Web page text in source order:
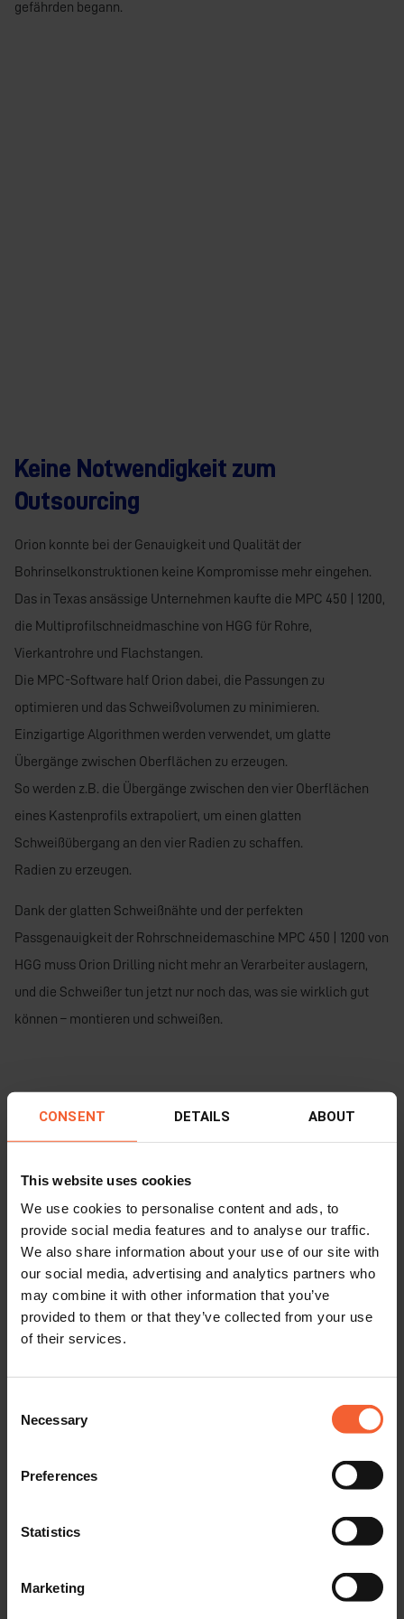
CONSENT DETAILS ABOUT
This website uses cookies
We use cookies to personalise content and ads, to
provide social media features and to analyse our traffic.
We also share information about your use of our site with
our social media, advertising and analytics partners who
may combine it with other information that you’ve
provided to them or that they’ve collected from your use
of their services.
Selection
Necessary
Preferences
Statistics
Marketing
gefährden begann.
Keine Notwendigkeit zum
Outsourcing
Orion konnte bei der Genauigkeit und Qualität der
Bohrinselkonstruktionen keine Kompromisse mehr eingehen.
Das in Texas ansässige Unternehmen kaufte die MPC 450 | 1200,
die Multiprofilschneidmaschine von HGG für Rohre,
Vierkantrohre und Flachstangen.
Die MPC-Software half Orion dabei, die Passungen zu
optimieren und das Schweißvolumen zu minimieren.
Einzigartige Algorithmen werden verwendet, um glatte
Übergänge zwischen Oberflächen zu erzeugen.
So werden z.B. die Übergänge zwischen den vier Oberflächen
eines Kastenprofils extrapoliert, um einen glatten
Schweißübergang an den vier Radien zu schaffen.
Radien zu erzeugen.
Dank der glatten Schweißnähte und der perfekten
Passgenauigkeit der Rohrschneidemaschine MPC 450 | 1200 von
HGG muss Orion Drilling nicht mehr an Verarbeiter auslagern,
und die Schweißer tun jetzt nur noch das, was sie wirklich gut
können – montieren und schweißen.
"Die Einhaltung enger Toleranzen
war ein ständiges Thema und
Problem. Der letzte Strohhalm war